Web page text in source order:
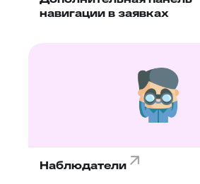
навигации в заявках
Наблюдатели